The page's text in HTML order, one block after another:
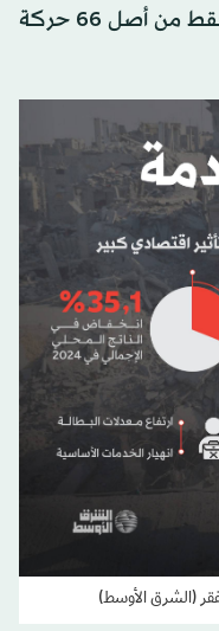
الأممي إنه تم تسهيل 4 حركات فقط من أصل 66 حركة
(الشرق الأوسط)